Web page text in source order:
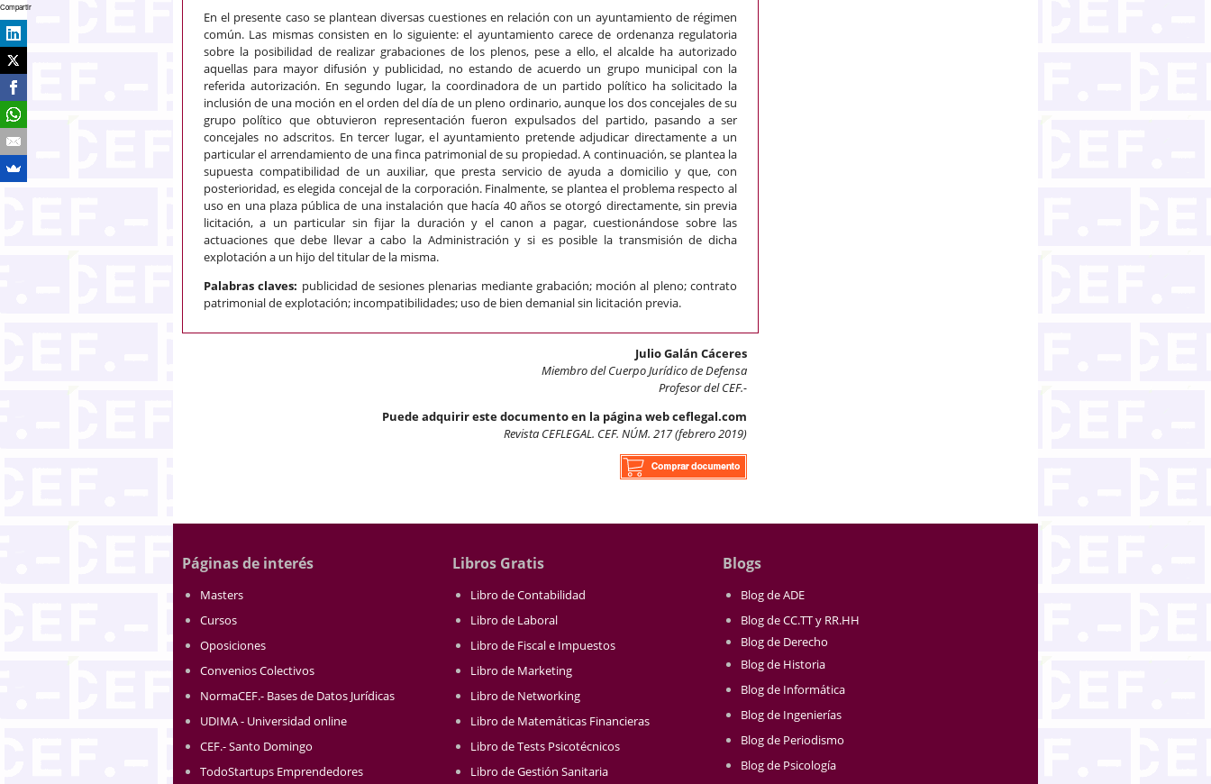
En el presente caso se plantean diversas cuestiones en relación con un ayuntamiento de régimen
común. Las mismas consisten en lo siguiente: el ayuntamiento carece de ordenanza regulatoria
sobre la posibilidad de realizar grabaciones de los plenos, pese a ello, el alcalde ha autorizado
aquellas para mayor difusión y publicidad, no estando de acuerdo un grupo municipal con la
referida autorización. En segundo lugar, la coordinadora de un partido político ha solicitado la
inclusión de una moción en el orden del día de un pleno ordinario, aunque los dos concejales de su
grupo político que obtuvieron representación fueron expulsados del partido, pasando a ser
concejales no adscritos. En tercer lugar, el ayuntamiento pretende adjudicar directamente a un
particular el arrendamiento de una finca patrimonial de su propiedad. A continuación, se plantea la
supuesta compatibilidad de un auxiliar, que presta servicio de ayuda a domicilio y que, con
posterioridad, es elegida concejal de la corporación. Finalmente, se plantea el problema respecto al
uso en una plaza pública de una instalación que hacía 40 años se otorgó directamente, sin previa
licitación, a un particular sin fijar la duración y el canon a pagar, cuestionándose sobre las
actuaciones que debe llevar a cabo la Administración y si es posible la transmisión de dicha
explotación a un hijo del titular de la misma.
Palabras claves: publicidad de sesiones plenarias mediante grabación; moción al pleno; contrato
patrimonial de explotación; incompatibilidades; uso de bien demanial sin licitación previa.
Julio Galán Cáceres
Miembro del Cuerpo Jurídico de Defensa
Profesor del CEF.-
Puede adquirir este documento en la página web ceflegal.com
Revista CEFLEGAL. CEF. NÚM. 217 (febrero 2019)
Páginas de interés
Masters
Cursos
Oposiciones
Convenios Colectivos
NormaCEF.- Bases de Datos Jurídicas
UDIMA - Universidad online
CEF.- Santo Domingo
TodoStartups Emprendedores
Libros Gratis
Libro de Contabilidad
Libro de Laboral
Libro de Fiscal e Impuestos
Libro de Marketing
Libro de Networking
Libro de Matemáticas Financieras
Libro de Tests Psicotécnicos
Libro de Gestión Sanitaria
Blogs
Blog de ADE
Blog de CC.TT y RR.HH
Blog de Derecho
Blog de Historia
Blog de Informática
Blog de Ingenierías
Blog de Periodismo
Blog de Psicología
Compartir